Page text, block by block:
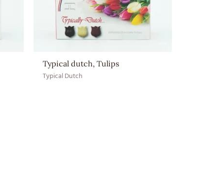
SOJAlecithine, Suiker, Volle MELKpoeder, Watervrij
8717624830266
Typical dutch, Tulips
Typical Dutch